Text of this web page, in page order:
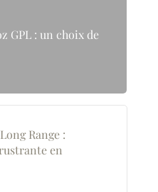
GPL : un choix de
Range :
en